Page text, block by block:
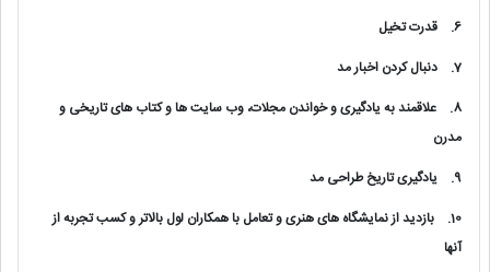
6.
قدرت تخیل
7.
دنبال کردن اخبار مد
8.
علاقمند به یادگیری و خواندن مجلات، وب سایت ها و کتاب های تاریخی و
مدرن
9.
یادگیری تاریخ طراحی مد
10.
بازدید از نمایشگاه های هنری و تعامل با همکاران لول بالاتر و کسب تجربه از
آنها